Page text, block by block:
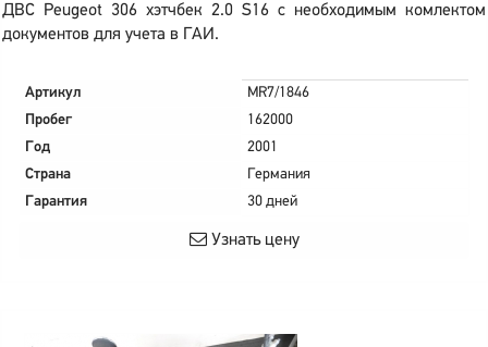
ДВС Peugeot 306 хэтчбек 2.0 S16 с необходимым комлектом
документов для учета в ГАИ.
Артикул
MR7/1846
Пробег
162000
Год
2001
Страна
Германия
Гарантия
30 дней
Узнать цену